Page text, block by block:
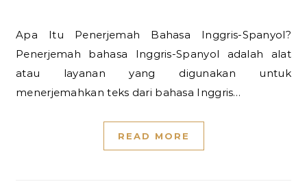
Apa Itu Penerjemah Bahasa Inggris-Spanyol?
Penerjemah bahasa Inggris-Spanyol adalah alat
atau layanan yang digunakan untuk
menerjemahkan teks dari bahasa Inggris…
READ MORE